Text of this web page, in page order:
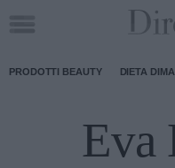
PRODOTTI BEAUTY DIETA
Eva